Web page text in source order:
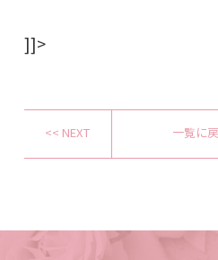
]]>
<< NEXT 一覧に